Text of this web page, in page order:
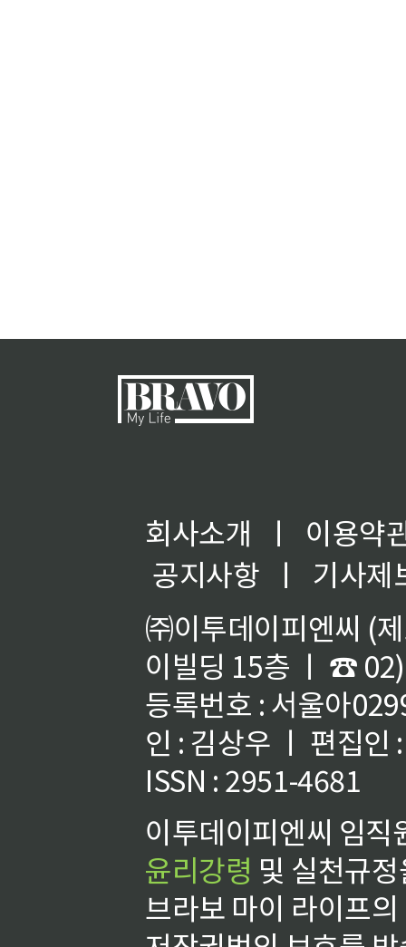
회사소개 ㅣ
이용약
공지사항
ㅣ
기사제
㈜이투데이피엔씨 (
이빌딩 15층 ㅣ ☎
등록번호 : 서울아
인 : 김상우 ㅣ 편집인
ISSN : 2951-4681
이투데이피엔씨 임
윤리강령 및 실천규
브라보 마이 라이프